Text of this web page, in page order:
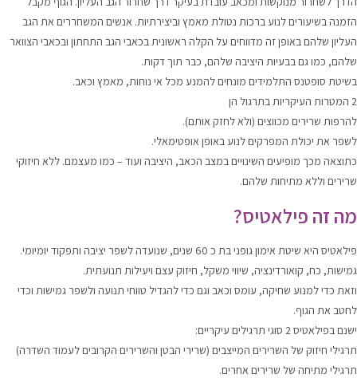
הזמנה בשיעורים לנוע ברכות נטולת מאמץ וביצירתיות. אנשים המשחררים את הגב
העליון שלהם באופן זה מדווחים על הקלה ראשונית בכאבי הגב התחתון ובכאבי הצוואר
שלהם, כמו גם בבעיות היציבה שלהם, כבר תוך דקות.
בשיטת סופטנס התלמידים מונחים להמנע מכל אי נוחות, מאמץ וכאב.
2 המטרות העיקריות בתרגול הן
להרפות שרירים מכווצים (ולא לחזק אותם).
לשפר את יכולת המפרקים לנוע באופן אופטימאלי.
כתוצאה מכך מופיעים השינויים במצב הכאב, היציבה ועוד – כמו מעצמם. ללא חיזוקי
שרירים וללא מתיחות שלהם.
מה זה פילאטיס?
פילאטיס היא שיטת אימון גופני בת כ 60 שנים, שנועדה לשפר יציבה ותפקוד יומיומי.
גמישות, כח, קואורדינציה, שיווי משקל, חיזוק עצם ויעילות תנועתית.
וזאת כדי למנוע שחיקה, עומס וכאב וגם כדי להגדיל טווחי תנועה ולשפר גמישות וכדי
לחטב את הגוף.
ישנם בפילאטיס 2 סוגי תרגילים עיקריים:
תרגילי חיזוק של השרירים המייצבים (שרירי הבטן והשרירים הקרובים לעמוד השדרה)
תרגילי מתיחה של שרירים אחרים.